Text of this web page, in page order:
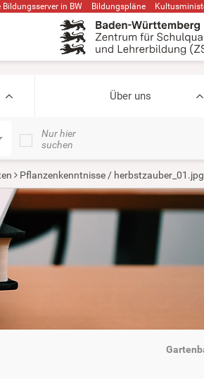
Bildungsserver in BW Bildungspläne
Über uns
Nur hier
suchen
Pflanzenkenntnisse / herbstzauber_01.jpg